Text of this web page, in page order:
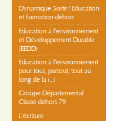
Dynamique Sortir ! Education
et formation dehors
Education à l’environnement
et Développement Durable
(EEDD)
Education à l’environnement
pour tous, partout, tout au
long de la (...)
Groupe Départemental
Classe dehors 79
L’écriture